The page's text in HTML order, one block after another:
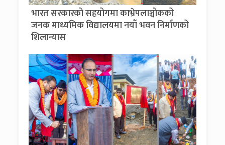
भारत सरकारको सहयोगमा काभ्रेपलाञ्चोकको
जनक माध्यमिक विद्यालयमा नयाँ भवन निर्माणको
शिलान्यास